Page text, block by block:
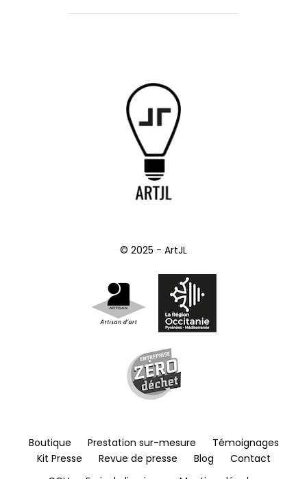
© 2025 - ArtJL
Boutique Prestation sur-mesure
Témoignages
Kit Presse
Revue de presse Blog
Contact